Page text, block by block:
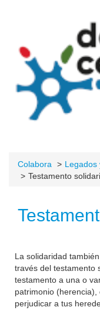
Colabora
Legados
Testamento
La solidaridad
través del testamento
testamento a una o
patrimonio
perjudicar a tus